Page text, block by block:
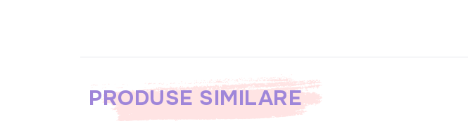
PRODUSE SIMILARE